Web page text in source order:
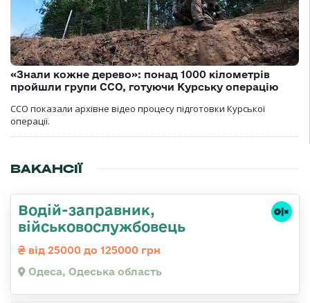
«Знали кожне дерево»: понад 1000 кілометрів
пройшли групи ССО, готуючи Курську операцію
ССО показали архівне відео процесу підготовки Курської
операції.
ВАКАНСІЇ
Водій-заправник,
військовослужбовець
від 25000 до 125000 грн
Одеса, Одеська область